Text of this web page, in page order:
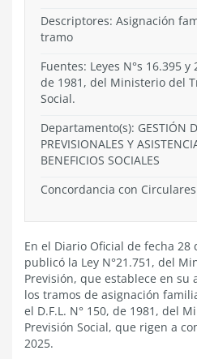
Descriptores: Asignación
tramo
Fuentes: Leyes N°s 16.395 y
de 1981, del Ministerio del
Social.
Departamento(s): GESTIÓN
PREVISIONALES Y
BENEFICIOS SOCIALES
Concordancia con
En el Diario Oficial de fecha 28
publicó la Ley N°21.751, del
Previsión, que establece en su
los tramos de asignación
el D.F.L. N° 150, de 1981, del
Previsión Social, que rigen a
2025.